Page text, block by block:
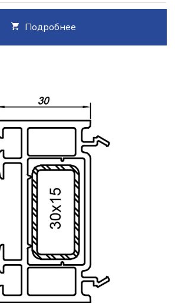
Подробнее